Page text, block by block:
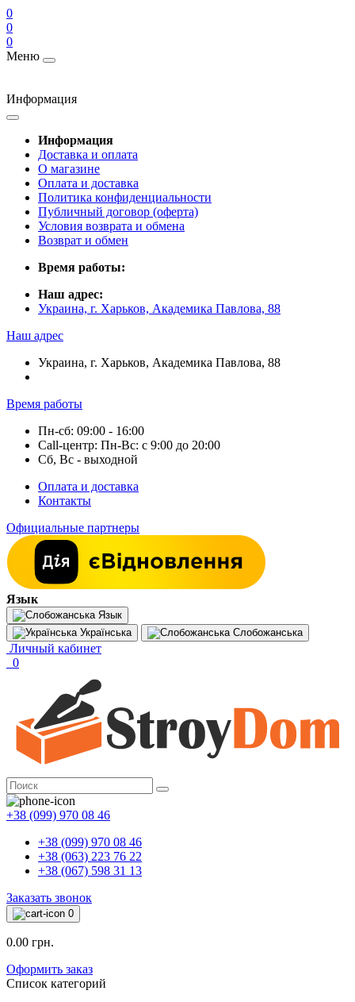
0
0
0
Меню
Информация
Информация
Доставка и оплата
О магазине
Оплата и доставка
Политика конфиденциальности
Публичный договор (оферта)
Условия возврата и обмена
Возврат и обмен
Время работы:
Наш адрес:
Украина, г. Харьков, Академика Павлова, 88
Наш адрес
Украина, г. Харьков, Академика Павлова, 88
Время работы
Пн-сб: 09:00 - 16:00
Call-центр: Пн-Вс: с 9:00 до 20:00
Сб, Вс - выходной
Оплата и доставка
Контакты
Официальные партнеры
Язык
Язык
Українська
Слобожанська
Личный кабинет
0
+38 (099) 970 08 46
+38 (099) 970 08 46
+38 (063) 223 76 22
+38 (067) 598 31 13
Заказать звонок
0
0.00 грн.
Оформить заказ
Список категорий